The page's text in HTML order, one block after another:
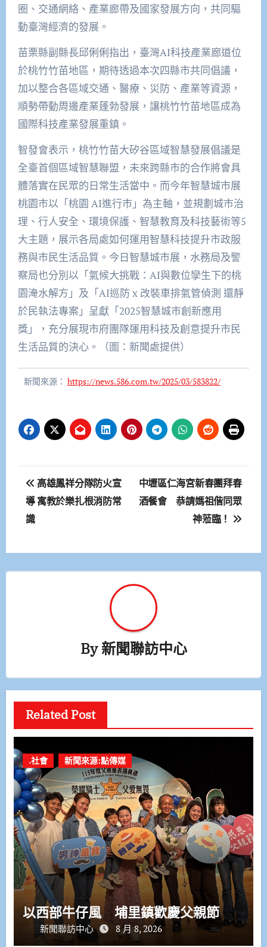
圈、交通網絡、產業廊帶及國家發展方向，共同驅
動臺灣經濟的發展。
苗栗縣副縣長邱俐俐指出，臺灣AI科技產業廊道位
於桃竹竹苗地區，期待透過本次四縣市共同倡議，
加以整合各區域交通、醫療、災防、產業等資源，
順勢帶動周邊產業蓬勃發展，讓桃竹竹苗地區成為
國際科技產業發展重鎮。
智發會表示，桃竹竹苗大矽谷區域智慧發展倡議是
全臺首個區域智慧聯盟，未來跨縣市的合作將會具
體落實在民眾的日常生活當中。而今年智慧城市展
桃園市以「桃園 AI進行市」為主軸，並規劃城市治
理、行人安全、環境保護、智慧教育及科技藝術等5
大主題，展示各局處如何運用智慧科技提升市政服
務與市民生活品質。今日智慧城市展，水務局及警
察局也分別以「氣候大挑戰：AI與數位孿生下的桃
園淹水解方」及「AI巡防 x 改裝車排氣管偵測 還靜
於民執法專案」呈獻「2025智慧城市創新應用
獎」，充分展現市府團隊運用科技及創意提升市民
生活品質的決心。（圖：新聞處提供）
新聞來源： https://news.586.com.tw/2025/03/583822/
文
章
導
覽
高雄鳳祥分隊防火宣
導 寓教於樂扎根消防常
識
中壢區仁海宮新春團拜春
酒餐會 恭請媽祖偕同眾
神蒞臨！
By新聞聯訪中心
Related Post
.社會 新聞來源:點傳媒
以西部牛仔風 埔里鎮歡慶父親節
新聞聯訪中心 8 月 8, 2026